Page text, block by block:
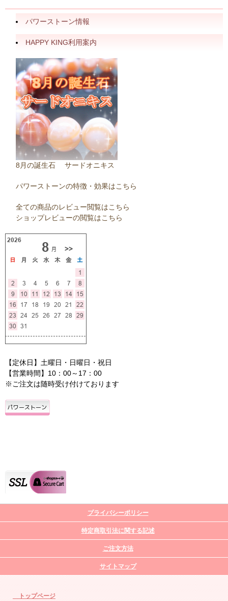
パワーストーン情報
HAPPY KING利用案内
8月の誕生石 サードオニキス
パワーストーンの特徴・効果はこちら
全ての商品のレビュー閲覧はこちら
ショップレビューの閲覧はこちら
【定休日】土曜日・日曜日・祝日
【営業時間】10：00～17：00
※ご注文は随時受け付けております
プライバシーポリシー
特定商取引法に関する記述
ご注文方法
サイトマップ
トップページ